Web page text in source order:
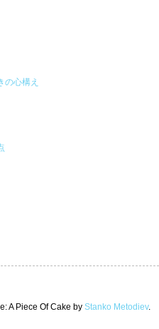
の心構え
A Piece Of Cake by Stanko Metodiev.